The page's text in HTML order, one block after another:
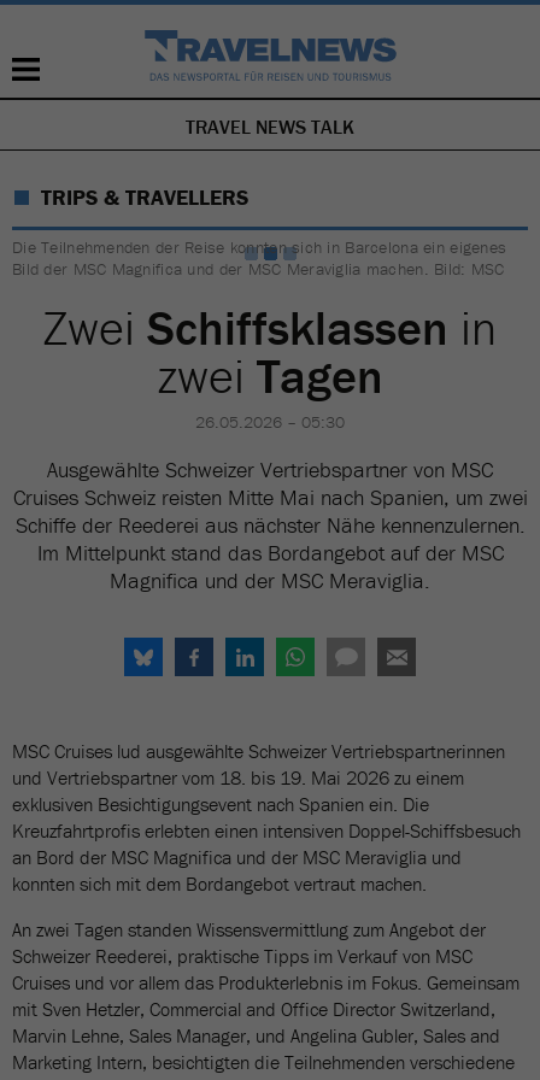
NAVIGATION
ÜBERSPRINGEN
TRAVEL NEWS TALK
TRIPS & TRAVELLERS
Die Teilnehmenden der Reise konnten sich in Barcelona ein eigenes
Bild der MSC Magnifica und der MSC Meraviglia machen. Bild: MSC
Zwei Schiffsklassen in
zwei Tagen
26.05.2026 – 05:30
Ausgewählte Schweizer Vertriebspartner von MSC
Cruises Schweiz reisten Mitte Mai nach Spanien, um zwei
Schiffe der Reederei aus nächster Nähe kennenzulernen.
Im Mittelpunkt stand das Bordangebot auf der MSC
Magnifica und der MSC Meraviglia.
MSC Cruises lud ausgewählte Schweizer Vertriebspartnerinnen
und Vertriebspartner vom 18. bis 19. Mai 2026 zu einem
exklusiven Besichtigungsevent nach Spanien ein. Die
Kreuzfahrtprofis erlebten einen intensiven Doppel-Schiffsbesuch
an Bord der MSC Magnifica und der MSC Meraviglia und
konnten sich mit dem Bordangebot vertraut machen.
An zwei Tagen standen Wissensvermittlung zum Angebot der
Schweizer Reederei, praktische Tipps im Verkauf von MSC
Cruises und vor allem das Produkterlebnis im Fokus. Gemeinsam
mit Sven Hetzler, Commercial and Office Director Switzerland,
Marvin Lehne, Sales Manager, und Angelina Gubler, Sales and
Marketing Intern, besichtigten die Teilnehmenden verschiedene